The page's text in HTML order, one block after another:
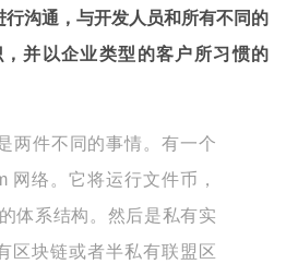
沟通，与开发人员和所有不同的
并以企业类型的客户所习惯的
两件不同的事情。有一个
网络。它将运行文件币，
体系结构。然后是私有实
区块链或者半私有联盟区